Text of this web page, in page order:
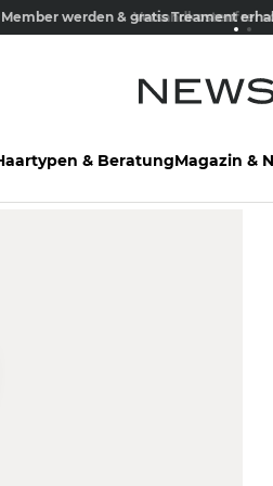
Member werden & gratis Treament
Versandkostenfrei
& BeratungMagazin &